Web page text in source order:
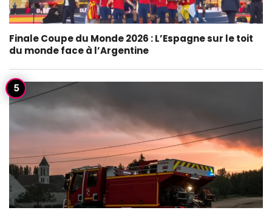
Finale Coupe du Monde 2026 : L’Espagne sur le toit
du monde face à l’Argentine